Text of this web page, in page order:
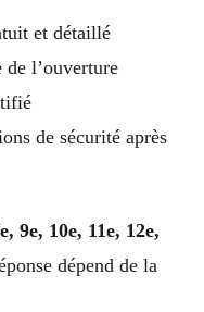
et détaillé
de l’ouverture
de sécurité après
9e, 10e, 11e, 12e,
dépend de la